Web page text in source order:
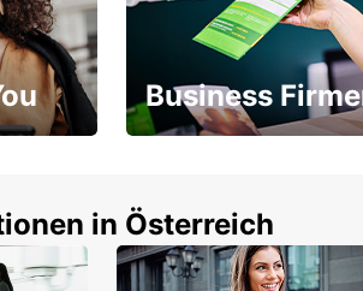
Business
in Österreich